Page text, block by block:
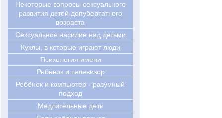
Некоторые вопросы сексуального
развития детей допубертатного
возраста
Сексуальное насилие над детьми
Куклы, в которые играют люди
Психология имени
Ребёнок и телевизор
Ребёнок и компьютер - разумный
подход
Медлительные дети